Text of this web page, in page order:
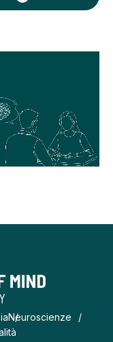
Neuroscienze